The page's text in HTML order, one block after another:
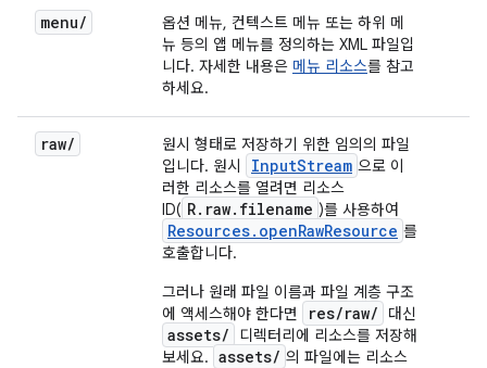
menu/
옵션 메뉴, 컨텍스트 메뉴 또는 하위 메
뉴 등의 앱 메뉴를 정의하는 XML 파일입
니다. 자세한 내용은 메뉴 리소스를 참고
하세요.
raw/
원시 형태로 저장하기 위한 임의의 파일
입니다. 원시
InputStream 으로 이
러한 리소스를 열려면 리소스
ID( R.raw.filename )를 사용하여
Resources.openRawResource 를
호출합니다.
그러나 원래 파일 이름과 파일 계층 구조
에 액세스해야 한다면
res/raw/ 대신
assets/
디렉터리에 리소스를 저장해
보세요. assets/ 의 파일에는 리소스